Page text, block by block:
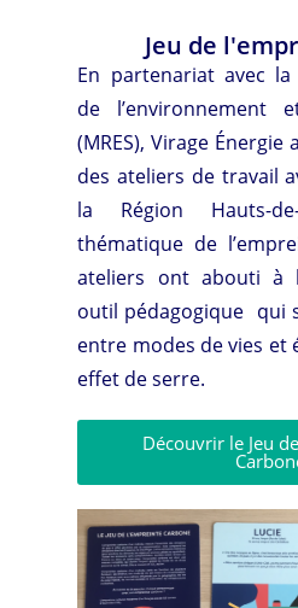
Jeu de
En partenariat avec
de l’environnement
(MRES), Virage Énergie
des ateliers de travail
la Région Hauts-
thématique de
ateliers ont abouti à
outil pédagogique qui
entre modes de vies et
effet de serre.
Découvrir le Jeu